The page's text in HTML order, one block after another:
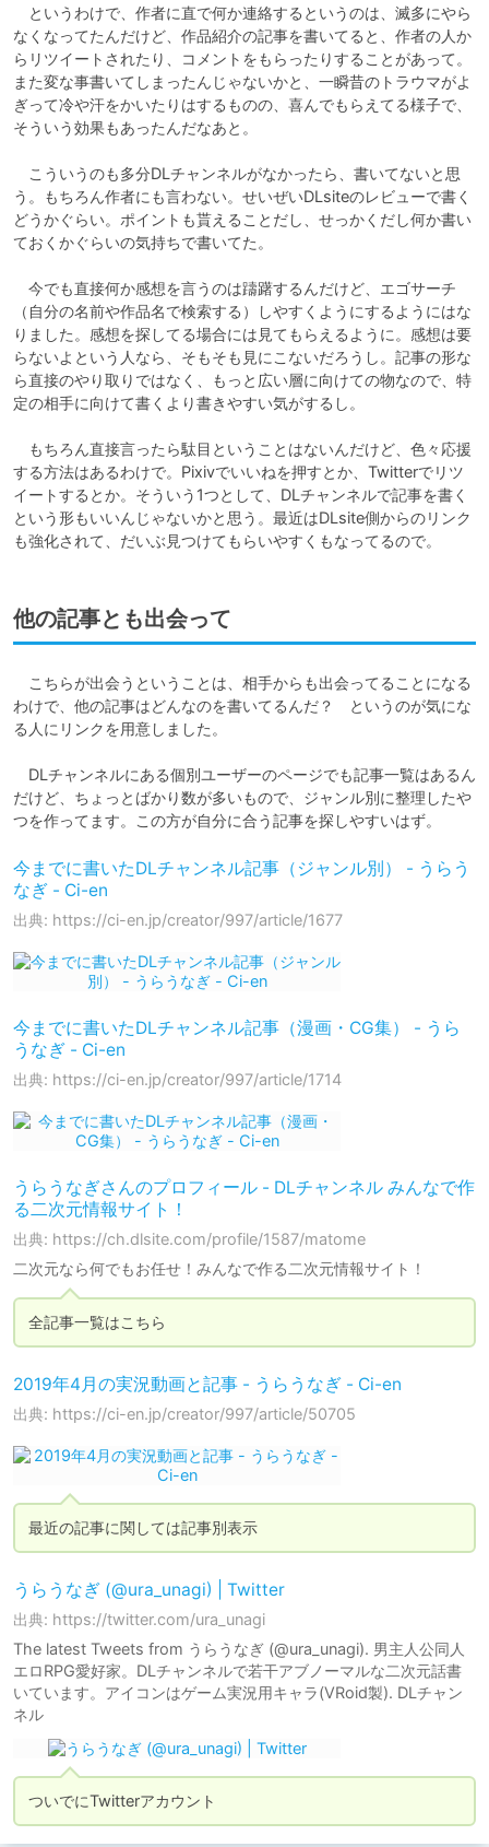
というわけで、作者に直で何か連絡するというのは、滅多にやら
なくなってたんだけど、作品紹介の記事を書いてると、作者の人か
らリツイートされたり、コメントをもらったりすることがあって。
また変な事書いてしまったんじゃないかと、一瞬昔のトラウマがよ
ぎって冷や汗をかいたりはするものの、喜んでもらえてる様子で、
そういう効果もあったんだなあと。
こういうのも多分DLチャンネルがなかったら、書いてないと思
う。もちろん作者にも言わない。せいぜいDLsiteのレビューで書く
どうかぐらい。ポイントも貰えることだし、せっかくだし何か書い
ておくかぐらいの気持ちで書いてた。
今でも直接何か感想を言うのは躊躇するんだけど、エゴサーチ
（自分の名前や作品名で検索する）しやすくようにするようにはな
りました。感想を探してる場合には見てもらえるように。感想は要
らないよという人なら、そもそも見にこないだろうし。記事の形な
ら直接のやり取りではなく、もっと広い層に向けての物なので、特
定の相手に向けて書くより書きやすい気がするし。
もちろん直接言ったら駄目ということはないんだけど、色々応援
する方法はあるわけで。Pixivでいいねを押すとか、Twitterでリツ
イートするとか。そういう1つとして、DLチャンネルで記事を書く
という形もいいんじゃないかと思う。最近はDLsite側からのリンク
も強化されて、だいぶ見つけてもらいやすくもなってるので。
他の記事とも出会って
こちらが出会うということは、相手からも出会ってることになる
わけで、他の記事はどんなのを書いてるんだ？　というのが気にな
る人にリンクを用意しました。
DLチャンネルにある個別ユーザーのページでも記事一覧はあるん
だけど、ちょっとばかり数が多いもので、ジャンル別に整理したや
つを作ってます。この方が自分に合う記事を探しやすいはず。
今までに書いたDLチャンネル記事（ジャンル別） - うらう
なぎ - Ci-en
出典: https://ci-en.jp/creator/997/article/1677
今までに書いたDLチャンネル記事（漫画・CG集） - うら
うなぎ - Ci-en
出典: https://ci-en.jp/creator/997/article/1714
うらうなぎさんのプロフィール - DLチャンネル みんなで作
る二次元情報サイト！
出典: https://ch.dlsite.com/profile/1587/matome
二次元なら何でもお任せ！みんなで作る二次元情報サイト！
全記事一覧はこちら
2019年4月の実況動画と記事 - うらうなぎ - Ci-en
出典: https://ci-en.jp/creator/997/article/50705
最近の記事に関しては記事別表示
うらうなぎ (@ura_unagi) | Twitter
出典: https://twitter.com/ura_unagi
The latest Tweets from うらうなぎ (@ura_unagi). 男主人公同人
エロRPG愛好家。DLチャンネルで若干アブノーマルな二次元話書
いています。アイコンはゲーム実況用キャラ(VRoid製). DLチャン
ネル
ついでにTwitterアカウント